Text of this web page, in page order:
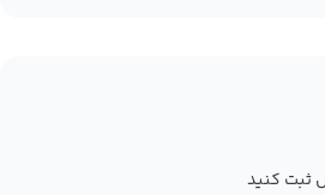
ثبت کنید